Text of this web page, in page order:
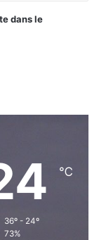
dans le
℃
36º - 24º
73%